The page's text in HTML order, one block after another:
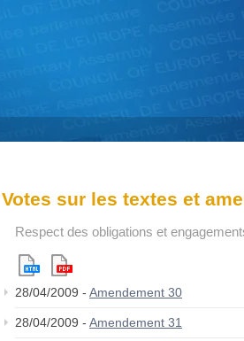
Votes sur les textes et
Respect des obligations et
28/04/2009 - Amendement 30
28/04/2009 - Amendement 31